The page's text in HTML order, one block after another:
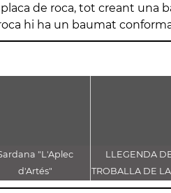
de roca, tot creant una
hi ha un baumat
petita presa on s'iniciava
"L'Aplec
d'Artés"
LLEGENDA
TROBALLA DE
DE DÉU DE